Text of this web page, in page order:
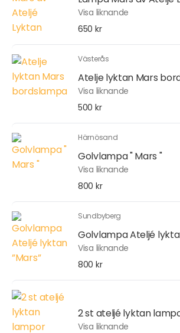
Visa liknande
650 kr
Västerås
Atelje lyktan Mars
Visa liknande
500 kr
Härnösand
Golvlampa " Mars "
Visa liknande
800 kr
Sundbyberg
Golvlampa Ateljé
Visa liknande
800 kr
2 st ateljé lyktan
Visa liknande